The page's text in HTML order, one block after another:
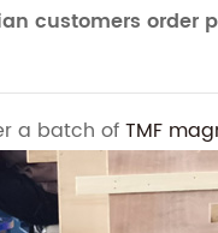
customers order
a batch ofTMF